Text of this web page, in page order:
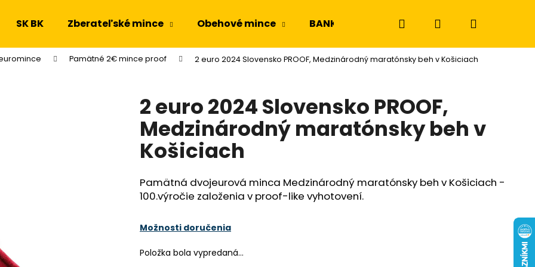
SK BK Zberateľské mince Obehové mince BANKOVKY NGC a PMG Odznaky a
HľadaťPrihlásenieNákupný
Pamätné 2€ mince proof 2 euro 2024 Slovensko PROOF, Medzinárodný maratónsky beh v Košiciach
2 euro 2024 Slovensko PROOF,
Medzinárodný maratónsky beh v
Košiciach
Pamätná dvojeurová minca Medzinárodný maratónsky beh v Košiciach -
100.výročie založenia v proof-like vyhotovení.
Možnosti doručenia
Položka bola vypredaná…
Čo potrebujete nájsť?
HĽADAŤ